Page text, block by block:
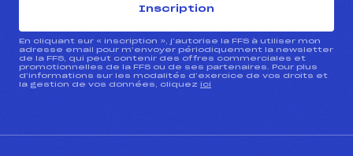
Inscription
En cliquant sur « inscription », j’autorise la FFS à utiliser mon
adresse email pour m’envoyer périodiquement la newsletter
de la FFS, qui peut contenir des offres commerciales et
promotionnelles de la FFS ou de ses partenaires. Pour plus
d’informations sur les modalités d’exercice de vos droits et
la gestion de vos données, cliquez ici